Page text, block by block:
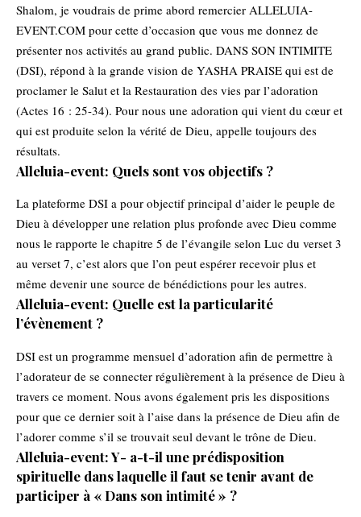
Shalom, je voudrais de prime abord remercier ALLELUIA-
EVENT.COM pour cette d’occasion que vous me donnez de
présenter nos activités au grand public. DANS SON INTIMITE
(DSI), répond à la grande vision de YASHA PRAISE qui est de
proclamer le Salut et la Restauration des vies par l’adoration
(Actes 16 : 25-34). Pour nous une adoration qui vient du cœur et
qui est produite selon la vérité de Dieu, appelle toujours des
résultats.
Alleluia-event: Quels sont vos objectifs ?
La plateforme DSI a pour objectif principal d’aider le peuple de
Dieu à développer une relation plus profonde avec Dieu comme
nous le rapporte le chapitre 5 de l’évangile selon Luc du verset 3
au verset 7, c’est alors que l’on peut espérer recevoir plus et
même devenir une source de bénédictions pour les autres.
Alleluia-event: Quelle est la particularité
l’évènement ?
DSI est un programme mensuel d’adoration afin de permettre à
l’adorateur de se connecter régulièrement à la présence de Dieu à
travers ce moment. Nous avons également pris les dispositions
pour que ce dernier soit à l’aise dans la présence de Dieu afin de
l’adorer comme s’il se trouvait seul devant le trône de Dieu.
Alleluia-event: Y- a-t-il une prédisposition
spirituelle dans laquelle il faut se tenir avant de
participer à « Dans son intimité » ?